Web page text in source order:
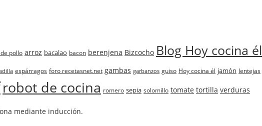
pollo arroz bacalao bacon berenjena Bizcocho Blog Hoy cocina él
espárragos foro recetasnet.net gambas garbanzos guiso Hoy cocina él jamón lentejas
robot de cocina romero sepia solomillo tomate tortilla verduras
mediante inducción.